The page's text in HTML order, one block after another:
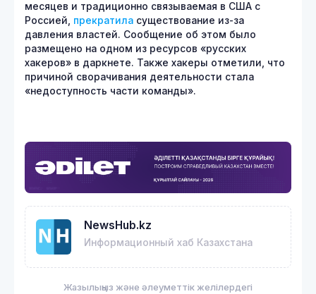
месяцев и традиционно связываемая в США с
Россией, прекратила существование из-за
давления властей. Сообщение об этом было
размещено на одном из ресурсов «русских
хакеров» в даркнете. Также хакеры отметили, что
причиной сворачивания деятельности стала
«недоступность части команды».
NewsHub.kz
Информационный хаб Казахстана
Жазылыңыз және әлеуметтік желілердегі